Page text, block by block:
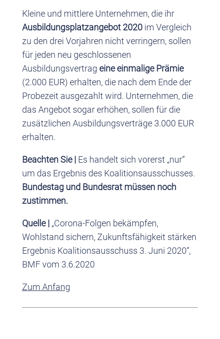
Kleine und mittlere Unternehmen, die ihr
Ausbildungsplatzangebot 2020im Vergleich
zu den drei Vorjahren nicht verringern, sollen
für jeden neu geschlossenen
Ausbildungsvertrag eine einmalige Prämie
(2.000 EUR) erhalten, die nach dem Ende der
Probezeit ausgezahlt wird. Unternehmen, die
das Angebot sogar erhöhen, sollen für die
zusätzlichen Ausbildungsverträge 3.000 EUR
erhalten.
Beachten Sie | Es handelt sich vorerst „nur“
um das Ergebnis des Koalitionsausschusses.
Bundestag und Bundesrat müssen noch
zustimmen.
Quelle | „Corona-Folgen bekämpfen,
Wohlstand sichern, Zukunftsfähigkeit stärken
Ergebnis Koalitionsausschuss 3. Juni 2020“,
BMF vom 3.6.2020
Zum Anfang